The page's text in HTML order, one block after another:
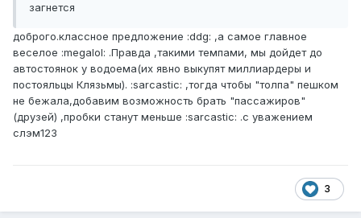
загнется
доброго.классное предложение :ddg: ,а самое главное
веселое :megalol: .Правда ,такими темпами, мы дойдет до
автостоянок у водоема(их явно выкупят миллиардеры и
постояльцы Клязьмы). :sarcastic: ,тогда чтобы "толпа" пешком
не бежала,добавим возможность брать "пассажиров"
(друзей) ,пробки станут меньше :sarcastic: .с уважением
слэм123
3